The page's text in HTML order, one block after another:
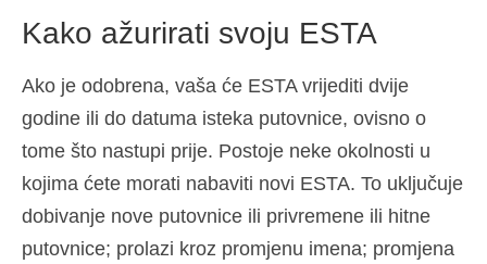
Kako ažurirati svoju ESTA
Ako je odobrena, vaša će ESTA vrijediti dvije
godine ili do datuma isteka putovnice, ovisno o
tome što nastupi prije. Postoje neke okolnosti u
kojima ćete morati nabaviti novi ESTA. To uključuje
dobivanje nove putovnice ili privremene ili hitne
putovnice; prolazi kroz promjenu imena; promjena